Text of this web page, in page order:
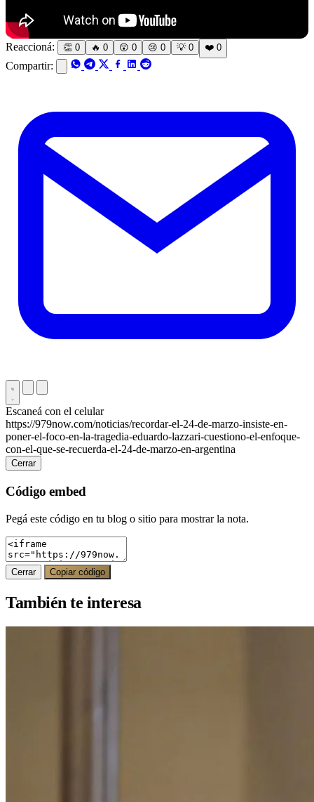
Reaccioná: 👏 0 🔥 0 😲 0 😢 0 💡 0 ❤️ 0
Compartir:
Escaneá con el celular
https://979now.com/noticias/recordar-el-24-de-marzo-insiste-en-
poner-el-foco-en-la-tragedia-eduardo-lazzari-cuestiono-el-enfoque-
con-el-que-se-recuerda-el-24-de-marzo-en-argentina
Cerrar
Código embed
Pegá este código en tu blog o sitio para mostrar la nota.
Cerrar Copiar código
También te interesa